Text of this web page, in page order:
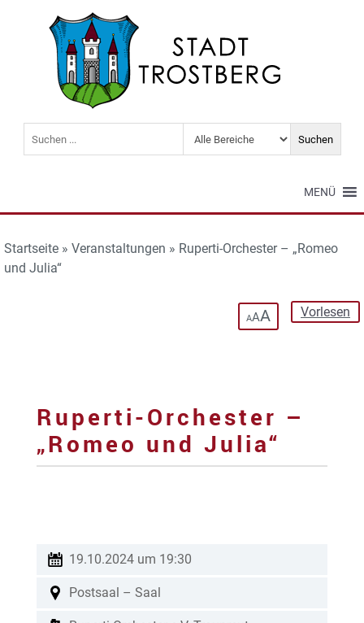
MENÜ
Startseite » Veranstaltungen » Ruperti-Orchester – „Romeo
und Julia“
Vorlesen
AAA
Ruperti-Orchester –
„Romeo und Julia“
19.10.2024 um 19:30
Postsaal – Saal